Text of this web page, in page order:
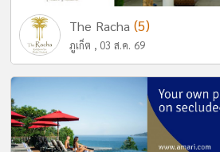
The Racha (5)
ภูเก็ต , 03 ส.ค. 69